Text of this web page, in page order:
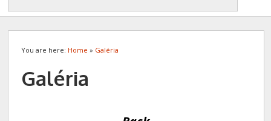
You are here: Home » Galéria
Galéria